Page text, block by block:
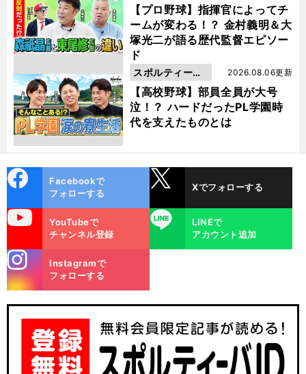
【プロ野球】指揮官によってチ
ームが変わる！？ 金村義明＆大
塚光二が語る歴代監督エピソー
ド
動画
【高校野球】部員全員が大号
泣！？ ハードだったPL学園時
代を支えたものとは
2026.08.06更新
スポルティーバ
動画
ok
Facebookで
フォローする
Xでフォローする
YouTubeで
チャンネル登録
LINE
LINEで
アカウント追加
m
Instagramで
フォローする